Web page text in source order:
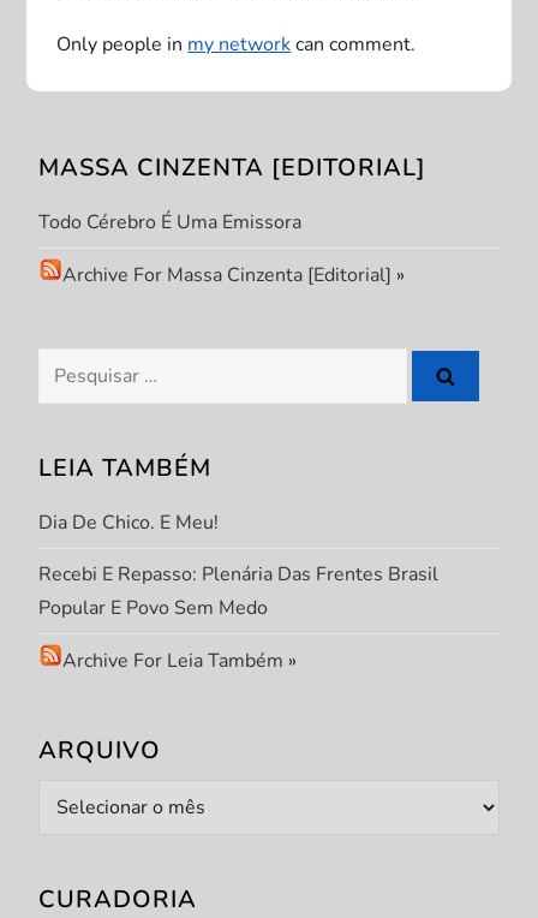
a
ç
o
d
P
o
s
t
Only people in my networkcan comment.
MASSA CINZENTA [EDITORIAL]
Todo Cérebro É Uma Emissora
Archive For Massa Cinzenta [Editorial] »
Pesquisar
por:
LEIA TAMBÉM
Dia De Chico. E Meu!
Recebi E Repasso: Plenária Das Frentes Brasil
Popular E Povo Sem Medo
Archive For Leia Também »
ARQUIVO
Arquivo
CURADORIA